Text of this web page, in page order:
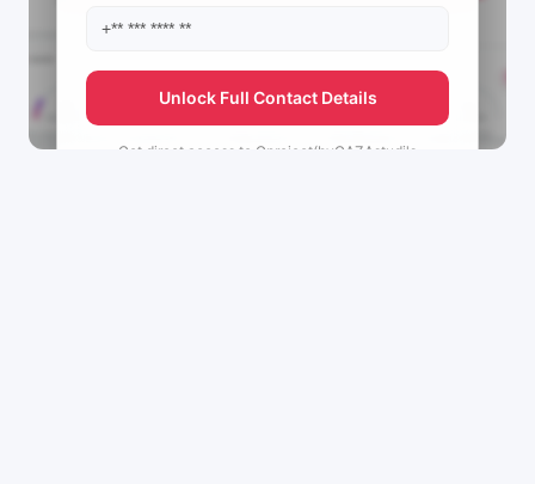
Unlock Full Contact Details
Get direct access to Gproject(byGAZAstudi's